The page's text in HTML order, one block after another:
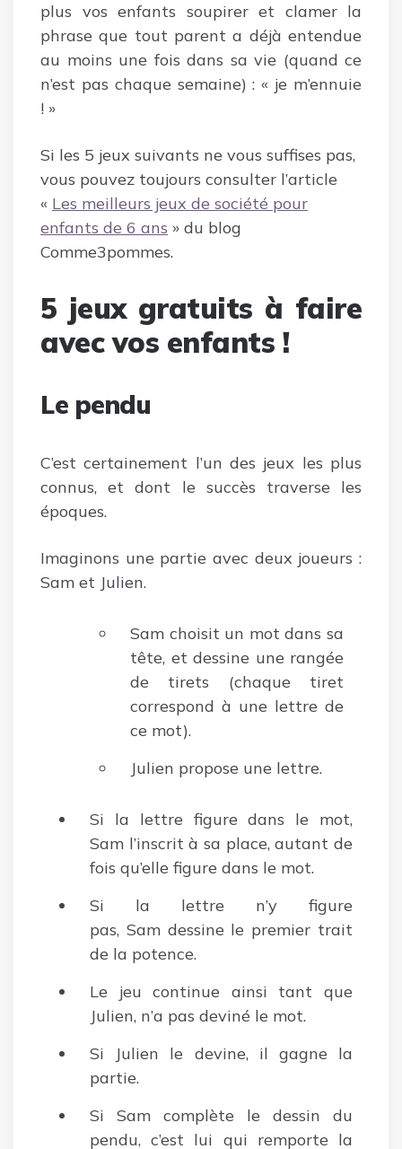
plus vos enfants soupirer et clamer la
phrase que tout parent a déjà entendue
au moins une fois dans sa vie (quand ce
n’est pas chaque semaine) : « je m’ennuie
! »
Si les 5 jeux suivants ne vous suffises pas,
vous pouvez toujours consulter l’article
« Les meilleurs jeux de société pour
enfants de 6 ans » du blog
Comme3pommes.
5 jeux gratuits à faire
avec vos enfants !
Le pendu
C’est certainement l’un des jeux les plus
connus, et dont le succès traverse les
époques.
Imaginons une partie avec deux joueurs :
Sam et Julien.
Sam choisit un mot dans sa
tête, et dessine une rangée
de tirets (chaque tiret
correspond à une lettre de
ce mot).
Julien propose une lettre.
Si la lettre figure dans le mot,
Sam l’inscrit à sa place, autant de
fois qu’elle figure dans le mot.
Si la lettre n’y figure
pas, Sam dessine le premier trait
de la potence.
Le jeu continue ainsi tant que
Julien, n’a pas deviné le mot.
Si Julien le devine, il gagne la
partie.
Si Sam complète le dessin du
pendu, c’est lui qui remporte la